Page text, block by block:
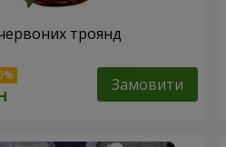
троянд
Замовити